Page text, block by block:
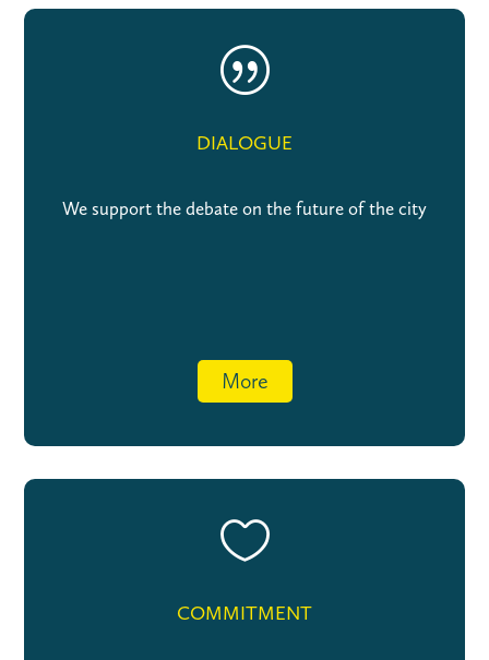
|
DIALOGUE
We support the debate on the future of the city
More

COMMITMENT